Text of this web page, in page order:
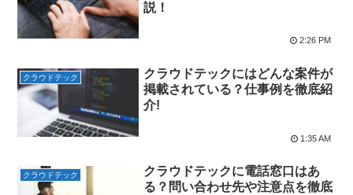
説！
2:26 PM
クラウドテック
クラウドテックにはどんな案件が
掲載されている？仕事例を徹底紹
介!
1:35 AM
クラウドテック
クラウドテックに電話窓口はあ
る？問い合わせ先や注意点を徹底